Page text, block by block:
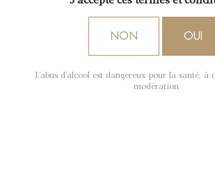
NON OUI
L'abus d'alcool est dangereux pour la santé, à
modération